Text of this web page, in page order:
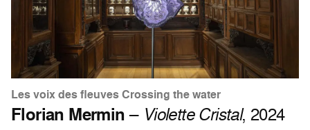
Les voix des fleuves Crossing the water
Florian Mermin– Violette Cristal, 2024